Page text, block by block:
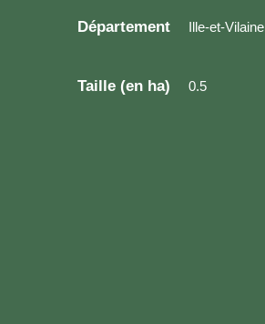
Département Ille-et-Vilaine
Taille (en ha) 0.5